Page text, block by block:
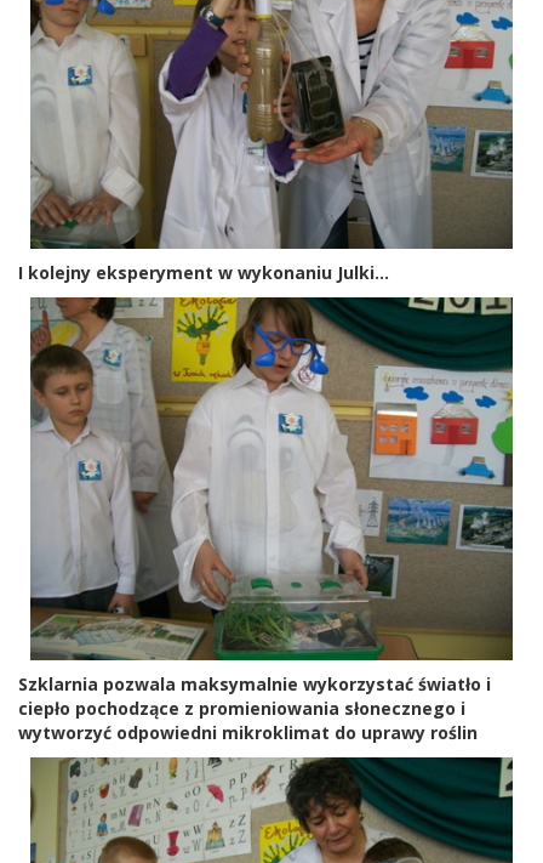
I kolejny eksperyment w wykonaniu Julki...
Szklarnia pozwala maksymalnie wykorzystać światło i
ciepło pochodzące z promieniowania słonecznego i
wytworzyć odpowiedni mikroklimat do uprawy roślin